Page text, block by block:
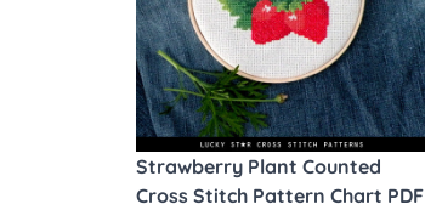
Strawberry Plant Counted
Cross Stitch Pattern Chart PDF